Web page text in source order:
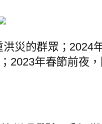
洪災的群眾；2024
2023年春節前夜